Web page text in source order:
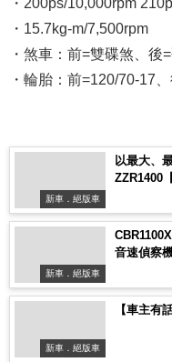
・15.7kg-m/7,500rpm
・煞車：前=雙碟煞、後
・輪胎：前=120/70-17
新車．絕版車
以最大、
ZZR1400
新車．絕版車
音速偵察
新車．絕版車
【車主有